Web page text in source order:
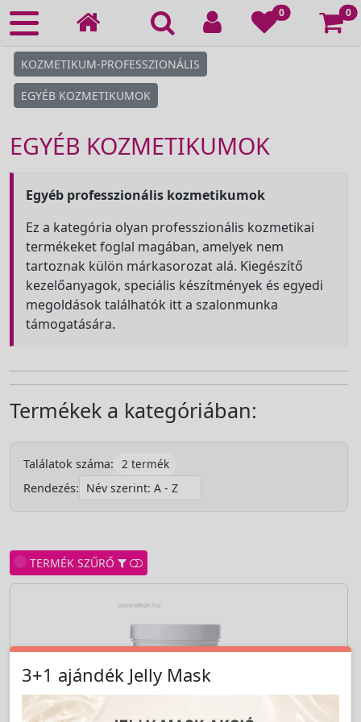
0 0
KOZMETIKUM-PROFESSZIONÁLIS
EGYÉB KOZMETIKUMOK
EGYÉB KOZMETIKUMOK
Egyéb professzionális kozmetikumok
Ez a kategória olyan professzionális kozmetikai
termékeket foglal magában, amelyek nem
tartoznak külön márkasorozat alá. Kiegészítő
kezelőanyagok, speciális készítmények és egyedi
megoldások találhatók itt a szalonmunka
támogatására.
Termékek a kategóriában:
Találatok száma:
2 termék
Rendezés:
TERMÉK SZŰRŐ
3+1 ajándék Jelly Mask